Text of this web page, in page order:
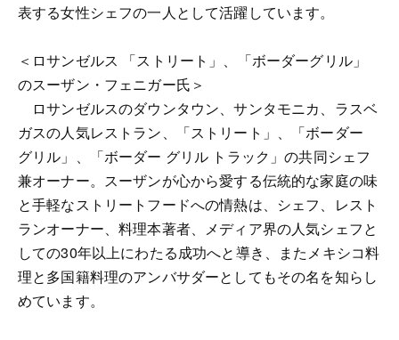
表する女性シェフの一人として活躍しています。
＜ロサンゼルス 「ストリート」、「ボーダーグリル」
のスーザン・フェニガー氏＞
ロサンゼルスのダウンタウン、サンタモニカ、ラスベ
ガスの人気レストラン、「ストリート」、「ボーダー
グリル」、「ボーダー グリル トラック」の共同シェフ
兼オーナー。スーザンが心から愛する伝統的な家庭の味
と手軽なストリートフードへの情熱は、シェフ、レスト
ランオーナー、料理本著者、メディア界の人気シェフと
しての30年以上にわたる成功へと導き、またメキシコ料
理と多国籍料理のアンバサダーとしてもその名を知らし
めています。